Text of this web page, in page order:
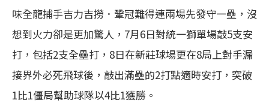
味全龍捕手吉力吉撈．鞏冠難得連兩場先發守一壘，沒
想到火力卻是更加驚人，7月6日對統一獅單場敲5支安
打，包括2支全壘打，8日在新莊球場更在8局上對手漏
接界外必死飛球後，敲出滿壘的2打點適時安打，突破
1比1僵局幫助球隊以4比1獲勝。